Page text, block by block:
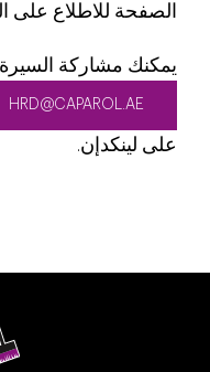
الصفحة للاطلاع على
يمكنك مشاركة السيرة
HRD@CAPAROL.AE
على لينكدإن.